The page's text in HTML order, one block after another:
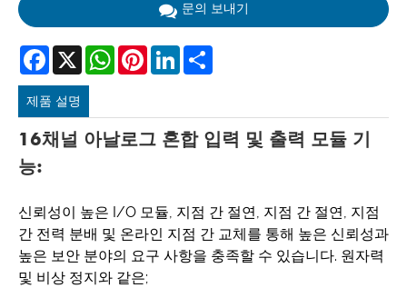
문의 보내기
Facebook
X WhatsAppPinterestLinkedIn
제품 설명
16채널 아날로그 혼합 입력 및 출력 모듈 기
능:
신뢰성이 높은 I/O 모듈, 지점 간 절연, 지점 간 절연, 지점
간 전력 분배 및 온라인 지점 간 교체를 통해 높은 신뢰성과
높은 보안 분야의 요구 사항을 충족할 수 있습니다. 원자력
및 비상 정지와 같은;